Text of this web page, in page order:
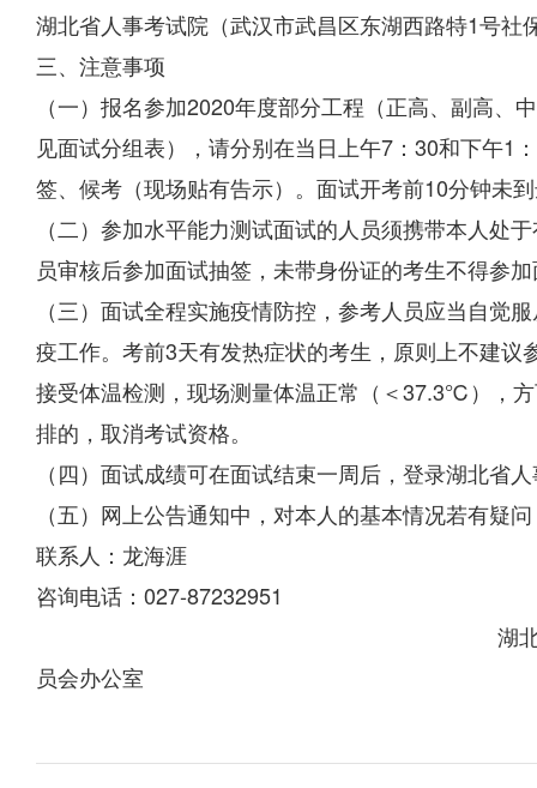
湖北省人事考试院（武汉市武昌区东湖西路特1号社
三、注意事项
（一）报名参加2020年度部分工程（正高、副高、
见面试分组表），请分别在当日上午7：30和下午1
签、候考（现场贴有告示）。面试开考前10分钟未
（二）参加水平能力测试面试的人员须携带本人处
员审核后参加面试抽签，未带身份证的考生不得参
（三）面试全程实施疫情防控，参考人员应当自觉
疫工作。考前3天有发热症状的考生，原则上不建议
接受体温检测，现场测量体温正常（＜37.3℃），
排的，取消考试资格。
（四）面试成绩可在面试结束一周后，登录湖北省
（五）网上公告通知中，对本人的基本情况若有疑
联系人：龙海涯
咨询电话：027-87232951
湖北省部分工程专业
员会办公室